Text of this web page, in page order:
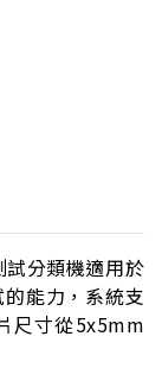
分類機適用於
能力，系統支
尺寸從5x5mm